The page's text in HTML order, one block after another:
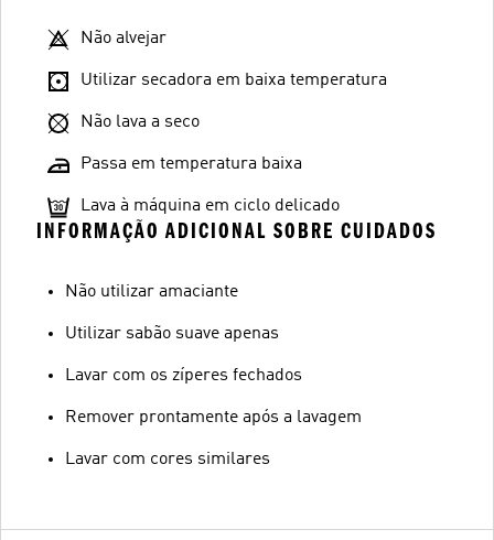
Não alvejar
Utilizar secadora em baixa temperatura
Não lava a seco
Passa em temperatura baixa
Lava à máquina em ciclo delicado
INFORMAÇÃO ADICIONAL SOBRE CUIDADOS
Não utilizar amaciante
Utilizar sabão suave apenas
Lavar com os zíperes fechados
Remover prontamente após a lavagem
Lavar com cores similares